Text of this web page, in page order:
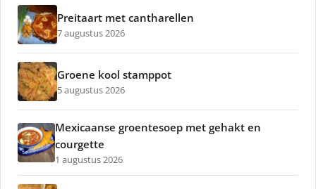
Preitaart met cantharellen
7 augustus 2026
Groene kool stamppot
5 augustus 2026
Mexicaanse groentesoep met gehakt en
courgette
1 augustus 2026